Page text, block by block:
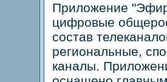
Приложение
цифровые
состав
региональные,
каналы.